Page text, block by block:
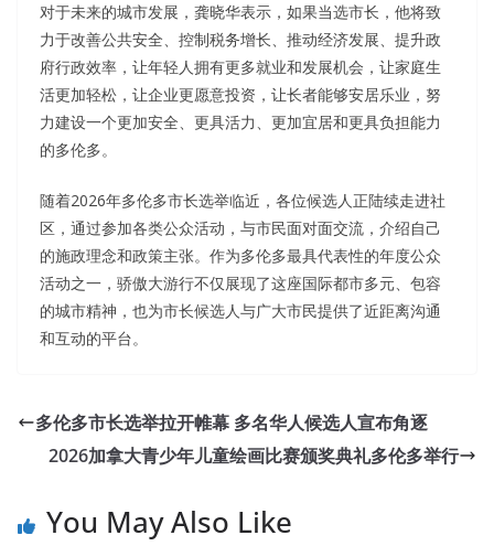
对于未来的城市发展，龚晓华表示，如果当选市长，他将致
力于改善公共安全、控制税务增长、推动经济发展、提升政
府行政效率，让年轻人拥有更多就业和发展机会，让家庭生
活更加轻松，让企业更愿意投资，让长者能够安居乐业，努
力建设一个更加安全、更具活力、更加宜居和更具负担能力
的多伦多。
随着2026年多伦多市长选举临近，各位候选人正陆续走进社
区，通过参加各类公众活动，与市民面对面交流，介绍自己
的施政理念和政策主张。作为多伦多最具代表性的年度公众
活动之一，骄傲大游行不仅展现了这座国际都市多元、包容
的城市精神，也为市长候选人与广大市民提供了近距离沟通
和互动的平台。
多伦多市长选举拉开帷幕 多名华人候选人宣布角逐
2026加拿大青少年儿童绘画比赛颁奖典礼多伦多举行
You May Also Like